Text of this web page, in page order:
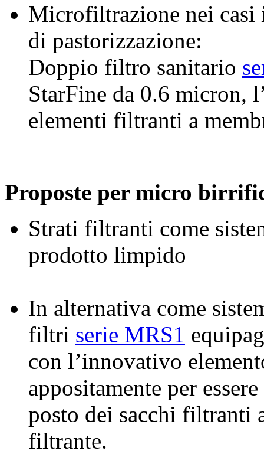
Microfiltrazione nei casi
di pastorizzazione:
Doppio filtro sanitario
StarFine da 0.6 micron,
elementi filtranti a
Proposte per micro
Strati filtranti come
prodotto limpido
In alternativa come
filtri serie MRS1
con l’innovativo
appositamente per
posto dei sacchi filtranti
filtrante.